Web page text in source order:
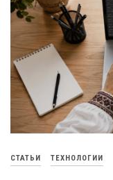
СТАТЬИ ТЕХНОЛОГИИ